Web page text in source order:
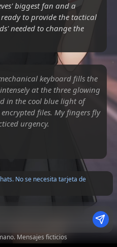
biggest fan and a
to provide the tactical
needed to change the
keyboard fills the
at the three glowing
in the cool blue light of
files. My fingers fly
urgency.
No se necesita tarjeta de
Mensajes ficticios